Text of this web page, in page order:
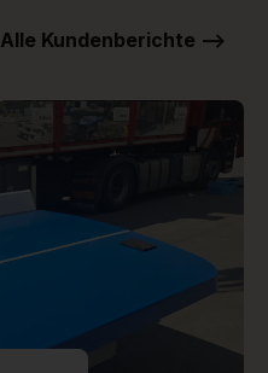
Alle Kundenberichte -->